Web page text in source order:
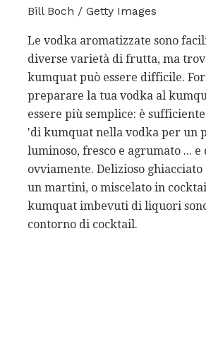
Bill Boch / Getty Images
Le vodka aromatizzate sono
diverse varietà di frutta, ma
kumquat può essere difficile.
preparare la tua vodka al
essere più semplice: è
'di kumquat nella vodka per un
luminoso, fresco e agrumato ... e
ovviamente. Delizioso ghiacciato
un martini, o miscelato in
kumquat imbevuti di liquori
contorno di cocktail.